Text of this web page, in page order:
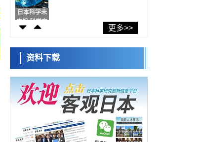
开发出300亿年仅误差1秒的光晶格钟，构建
网络将其打造为下一代社会基础设施
经济・社会
日本成立“以人为本AI联盟”——力争借助AI拓
科学研究
大阪大学开发出膜脂质可视化工具，使脂质
探针的高效开发成为可能
立教大学在试管内构建长链人工基因组DNA
自我复制系统，有望实现携带大量基因的人
工细胞
政策
日本科研费增设国际共同研究强化新类别，
促进青年研究人员赴海外开展研究
科学研究
京都大学高效生成光的构成单元“光子”，可应
日本科学未
来馆 科学交
流员
小岩井忠道
更多>>
资料下载